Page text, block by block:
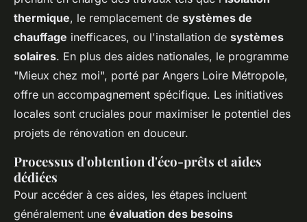
thermique, le remplacement de systèmes de
chauffage inefficaces, ou l'installation de systèmes
solaires. En plus des aides nationales, le programme
"Mieux chez moi", porté par Angers Loire Métropole,
offre un accompagnement spécifique. Les initiatives
locales sont cruciales pour maximiser le potentiel des
projets de rénovation en douceur.
Processus d'obtention d'éco-prêts et aides
dédiées
Pour accéder à ces aides, les étapes incluent
généralement une évaluation des besoins